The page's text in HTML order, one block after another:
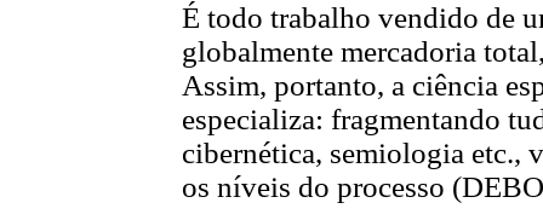
É todo trabalho vendido de
globalmente mercadoria
Assim, portanto, a ciência
especializa: fragmentando
cibernética, semiologia etc.,
os níveis do processo